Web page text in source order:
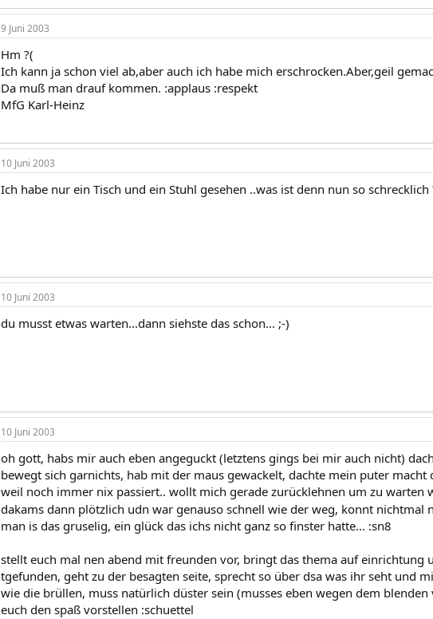
9 Juni 2003
Hm ?(
Ich kann ja schon viel ab,aber auch ich habe mich erschrocken.Aber,geil
Da muß man drauf kommen. :applaus :respekt
MfG Karl-Heinz
10 Juni 2003
Ich habe nur ein Tisch und ein Stuhl gesehen ..was ist denn nun so schrecklich
10 Juni 2003
du musst etwas warten...dann siehste das schon... ;-)
10 Juni 2003
oh gott, habs mir auch eben angeguckt (letztens gings bei mir auch nicht)
bewegt sich garnichts, hab mit der maus gewackelt, dachte mein puter
weil noch immer nix passiert.. wollt mich gerade zurücklehnen um zu warten
dakams dann plötzlich udn war genauso schnell wie der weg, konnt nichtmal
man is das gruselig, ein glück das ichs nicht ganz so finster hatte... :sn8
stellt euch mal nen abend mit freunden vor, bringt das thema auf einrichtung
tgefunden, geht zu der besagten seite, sprecht so über dsa was ihr seht und
wie die brüllen, muss natürlich düster sein (musses eben wegen dem
euch den spaß vorstellen :schuettel